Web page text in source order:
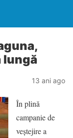
lungă
13 ani ago
În plină
campanie de
veştejire a